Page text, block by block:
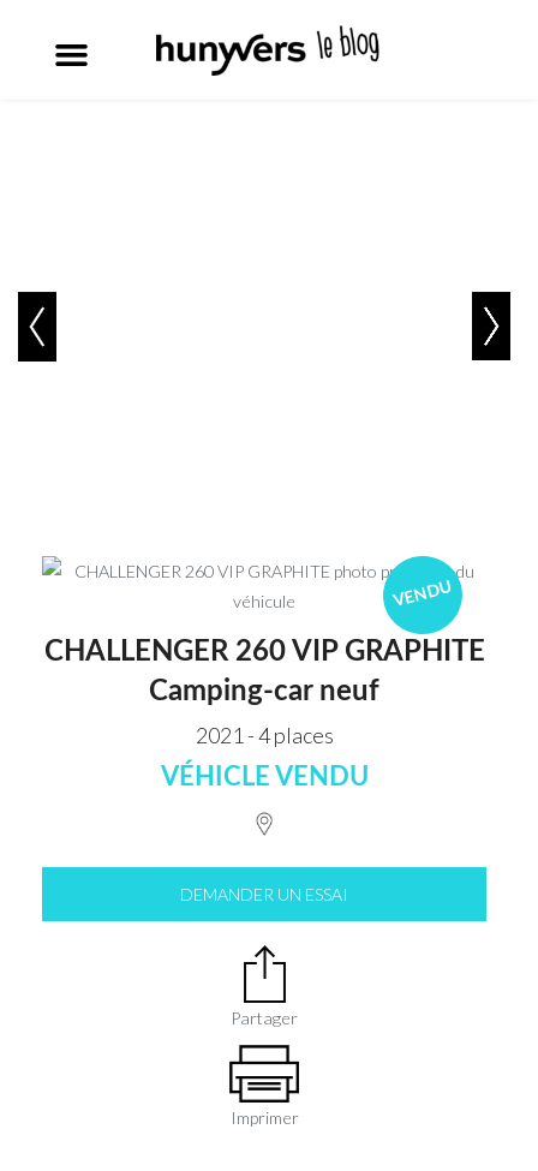
VENDU
CHALLENGER 260 VIP GRAPHITE
Camping-car neuf
2021 - 4 places
VÉHICLE VENDU
DEMANDER UN ESSAI
Partager
Imprimer